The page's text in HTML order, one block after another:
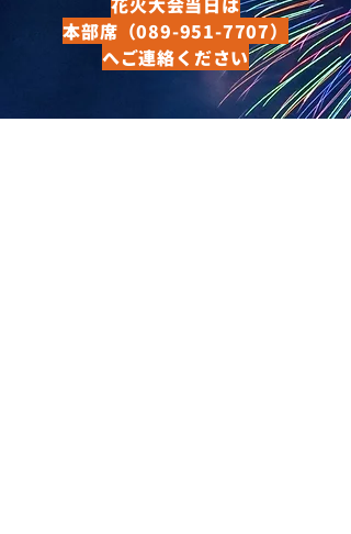
本部席 （089-951-7707）
へご連絡ください